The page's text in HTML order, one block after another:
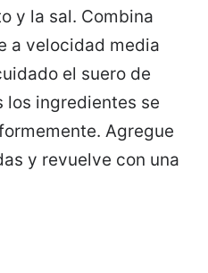
y la sal. Combina
a velocidad media
el suero de
los ingredientes se
Agregue
y revuelve con una